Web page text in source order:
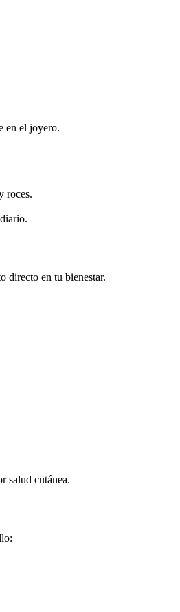
en el joyero.
roces.
directo en tu bienestar.
salud cutánea.